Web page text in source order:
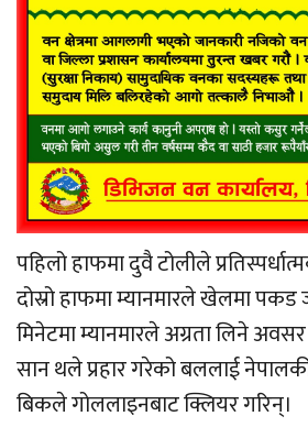
पहिलो हाफमा दुवै टोलीले
दोस्रो हाफमा म्यानमारले खेलमा
मिनेटमा म्यानमारले अग्रता लिने
सान थले प्रहार गरेको बललाई
बिकले गोललाइनबाट क्लियर गरिन्।